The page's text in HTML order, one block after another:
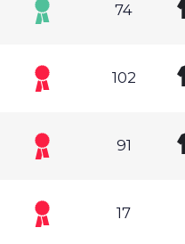
74
102
91
17